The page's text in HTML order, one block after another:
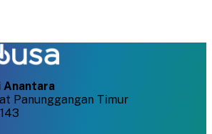
Anantara
Panunggangan Timur